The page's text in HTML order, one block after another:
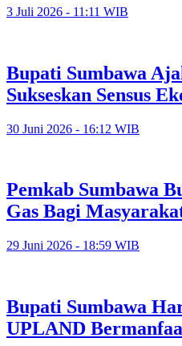
3 Juli 2026 - 11:11 WIB
Bupati Sumbawa
Sukseskan Sensus
30 Juni 2026 - 16:12 WIB
Pemkab Sumbawa
Gas Bagi
29 Juni 2026 - 18:59 WIB
Bupati Sumbawa
UPLAND